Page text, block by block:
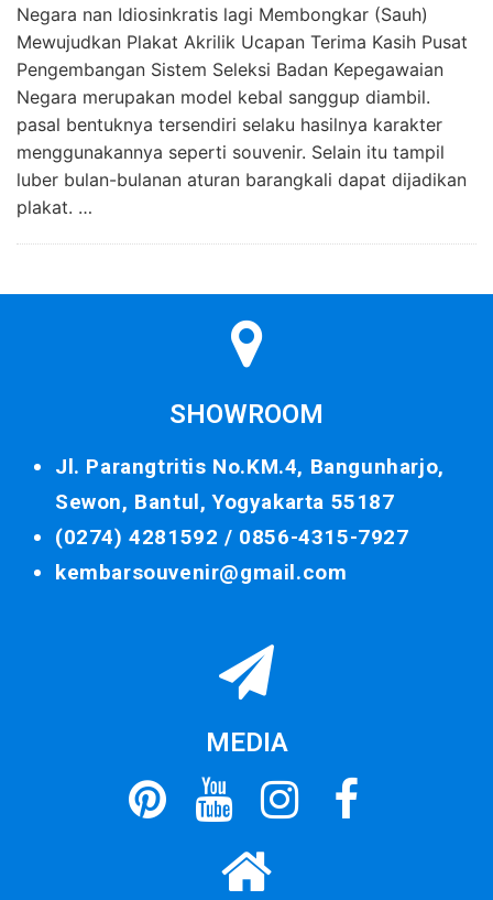
Negara nan Idiosinkratis lagi Membongkar (Sauh)
Mewujudkan Plakat Akrilik Ucapan Terima Kasih Pusat
Pengembangan Sistem Seleksi Badan Kepegawaian
Negara merupakan model kebal sanggup diambil.
pasal bentuknya tersendiri selaku hasilnya karakter
menggunakannya seperti souvenir. Selain itu tampil
luber bulan-bulanan aturan barangkali dapat dijadikan
plakat. …
SHOWROOM
Jl. Parangtritis No.KM.4, Bangunharjo,
Sewon, Bantul, Yogyakarta 55187
(0274) 4281592 / 0856-4315-7927
kembarsouvenir@gmail.com
MEDIA